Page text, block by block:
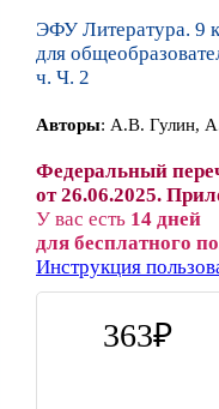
ЭФУ Литература. 9
для
ч. Ч. 2
Авторы: А.В. Гулин,
Федеральный
от 26.06.2025.
У вас есть 14 дней
для бесплатного
Инструкция
363